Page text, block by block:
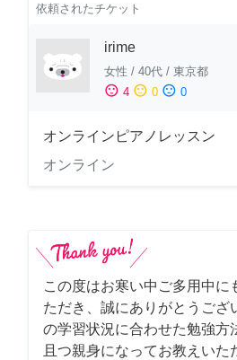
依頼されたチケット
irime
女性 / 40代 / 東京都
sentiment_satisfied 4 sentiment_neutral 0 sentiment_dissatisfied 0
オンラインピアノレッスン
オンライン
この度はお寒い中ご多用中に
ただき、誠にありがとうござ
の学習状況に合わせた勉強方
且つ親身になってお教えいた